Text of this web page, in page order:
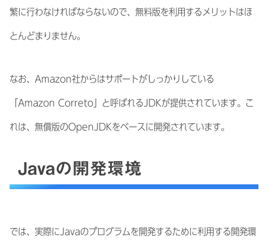
繁に行わなければならないので、無料版を利用するメリットはほ
とんどまりません。
なお、Amazon社からはサポートがしっかりしている
「Amazon Correto」と呼ばれるJDKが提供されています。こ
れは、無償版のOpenJDKをベースに開発されています。
Javaの開発環境
では、実際にJavaのプログラムを開発するために利用する開発環